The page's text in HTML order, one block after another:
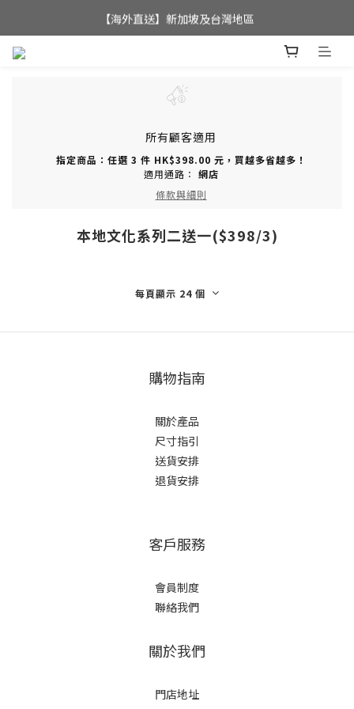
全店滿$350，即可享港澳地區免運費;
【海外直送】新加坡及台灣地區
所有顧客適用
指定商品：任選 3 件 HK$398.00 元，買越多省越多！
適用通路： 網店
條款與細則
本地文化系列二送一($398/3)
每頁顯示 24 個
購物指南
關於產品
尺寸指引
送貨安排
退貨安排
客戶服務
會員制度
聯絡我們
關於我們
門店地址